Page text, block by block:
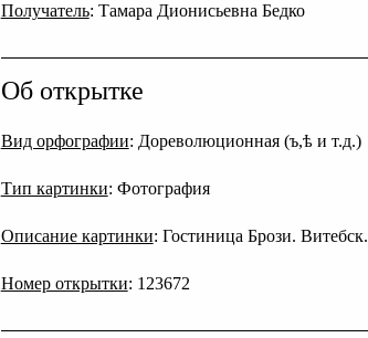
Получатель: Тамара Дионисьевна Бедко
Об открытке
Вид орфографии: Дореволюционная (ъ,ѣ и т.д.)
Тип картинки: Фотография
Описание картинки: Гостиница Брози. Витебск.
Номер открытки: 123672